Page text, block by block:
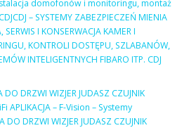
domofonów i monitoringu, montaż
– SYSTEMY ZABEZPIECZEŃ MIENIA
I KONSERWACJA KAMER I
KONTROLI DOSTĘPU, SZLABANÓW,
INTELIGENTNYCH FIBARO ITP. CDJ
DRZWI WIZJER JUDASZ CZUJNIK
APLIKACJA – F-Vision – Systemy
DRZWI WIZJER JUDASZ CZUJNIK